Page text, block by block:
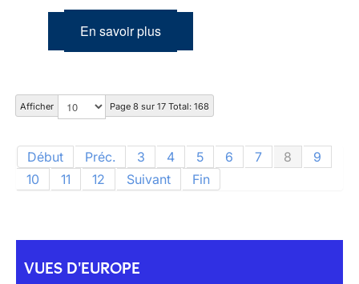
En savoir plus
Afficher Page 8 sur 17 Total: 168
Début Préc. 3 4 5 6 7 8
9
10
11 12 Suivant Fin
VUES D'EUROPE